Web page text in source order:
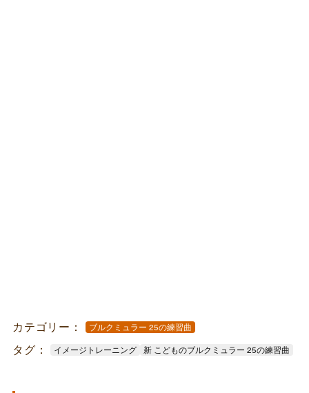
カテゴリー： ブルクミュラー 25の練習曲
タグ： イメージトレーニング 新 こどものブルクミュラー 25の練習曲